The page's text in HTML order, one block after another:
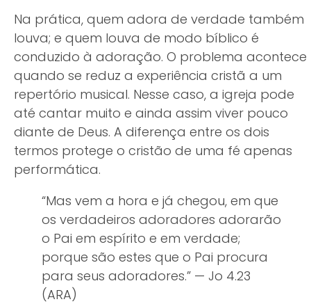
Na prática, quem adora de verdade também
louva; e quem louva de modo bíblico é
conduzido à adoração. O problema acontece
quando se reduz a experiência cristã a um
repertório musical. Nesse caso, a igreja pode
até cantar muito e ainda assim viver pouco
diante de Deus. A diferença entre os dois
termos protege o cristão de uma fé apenas
performática.
“Mas vem a hora e já chegou, em que
os verdadeiros adoradores adorarão
o Pai em espírito e em verdade;
porque são estes que o Pai procura
para seus adoradores.” — Jo 4.23
(ARA)